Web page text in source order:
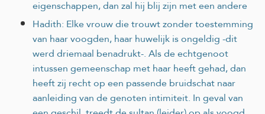
eigenschappen, dan zal hij blij zijn met een andere
Hadith: Elke vrouw die trouwt zonder toestemming
van haar voogden, haar huwelijk is ongeldig -dit
werd driemaal benadrukt-. Als de echtgenoot
intussen gemeenschap met haar heeft gehad, dan
heeft zij recht op een passende bruidschat naar
aanleiding van de genoten intimiteit. In geval van